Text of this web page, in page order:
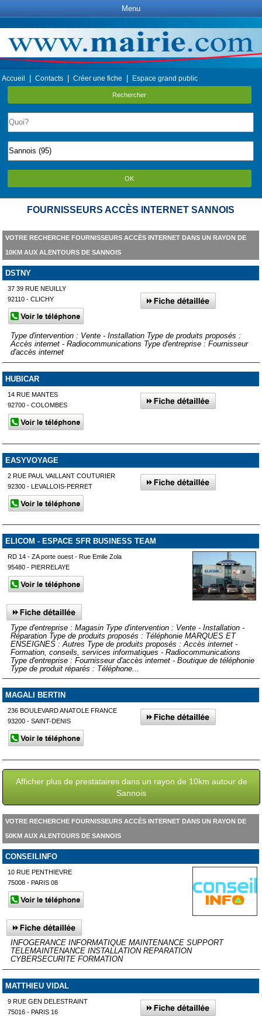
Menu
Accueil Contacts Créer une fiche Espace grand public
Rechercher
OK
FOURNISSEURS ACCÈS INTERNET SANNOIS
VOTRE RECHERCHE FOURNISSEURS ACCÈS INTERNET DANS UN RAYON DE
10KM AUX ALENTOURS DE SANNOIS
DSTNY
37 39 RUE NEUILLY
92110 - CLICHY
Type d'intervention : Vente - Installation Type de produits proposés :
Accès internet - Radiocommunications Type d'entreprise : Fournisseur
d'accès internet
HUBICAR
14 RUE MANTES
92700 - COLOMBES
EASYVOYAGE
2 RUE PAUL VAILLANT COUTURIER
92300 - LEVALLOIS-PERRET
ELICOM - ESPACE SFR BUSINESS TEAM
RD 14 - ZA porte ouest - Rue Emile Zola
95480 - PIERRELAYE
Type d'entreprise : Magasin Type d'intervention : Vente - Installation -
Réparation Type de produits proposés : Téléphonie MARQUES ET
ENSEIGNES : Autres Type de produits proposés : Accès internet -
Formation, conseils, services informatiques - Radiocommunications
Type d'entreprise : Fournisseur d'accès internet - Boutique de téléphonie
Type de produit réparés : Téléphone...
MAGALI BERTIN
236 BOULEVARD ANATOLE FRANCE
93200 - SAINT-DENIS
Afficher plus de prestataires dans un rayon de 10km autour de
Sannois
VOTRE RECHERCHE FOURNISSEURS ACCÈS INTERNET DANS UN RAYON DE
50KM AUX ALENTOURS DE SANNOIS
CONSEILINFO
10 RUE PENTHIEVRE
75008 - PARIS 08
INFOGERANCE INFORMATIQUE MAINTENANCE SUPPORT
TELEMAINTENANCE INSTALLATION REPARATION
CYBERSECURITE FORMATION
MATTHIEU VIDAL
9 RUE GEN DELESTRAINT
75016 - PARIS 16